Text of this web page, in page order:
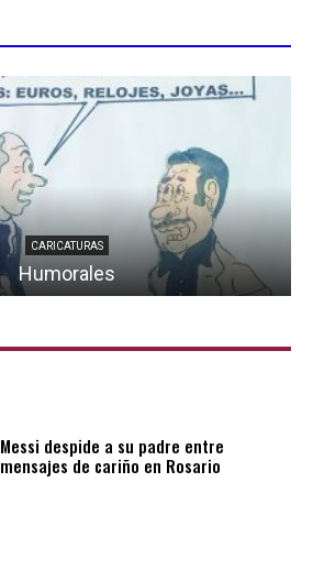
CARICATURAS
Humorales
Messi despide a su padre entre
mensajes de cariño en Rosario